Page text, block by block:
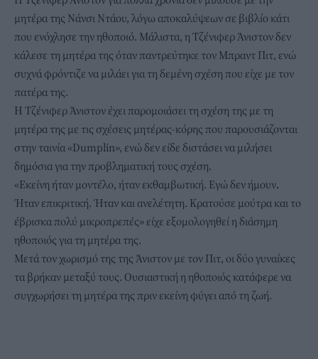
μητέρα της Νάνσι Ντάου, λόγω αποκαλύψεων σε βιβλίο κάτι
που ενόχλησε την ηθοποιό. Μάλιστα, η Τζένιφερ Άνιστον δεν
κάλεσε τη μητέρα της όταν παντρεύτηκε τον Μπραντ Πιτ, ενώ
συχνά φρόντιζε να μιλάει για τη δεμένη σχέση που είχε με τον
πατέρα της.
Η Τζένιφερ Άνιστον έχει παρομοιάσει τη σχέση της με τη
μητέρα της με τις σχέσεις μητέρας-κόρης που παρουσιάζονται
στην ταινία «Dumplin», ενώ δεν είδε διστάσει να μιλήσει
δημόσια για την προβληματική τους σχέση.
«Εκείνη ήταν μοντέλο, ήταν εκθαμβωτική. Εγώ δεν ήμουν.
Ήταν επικριτική. Ήταν και ανελέτητη. Κρατούσε μούτρα και το
έβρισκα πολύ μικροπρεπές» είχε εξομολογηθεί η διάσημη
ηθοποιός για τη μητέρα της.
Μετά τον χωρισμό της της Άνιστον με τον Πιτ, οι δύο γυναίκες
τα βρήκαν μεταξύ τους. Ουσιαστική η ηθοποιός κατάφερε να
συγχωρήσει τη μητέρα της πριν εκείνη φύγει από τη ζωή.